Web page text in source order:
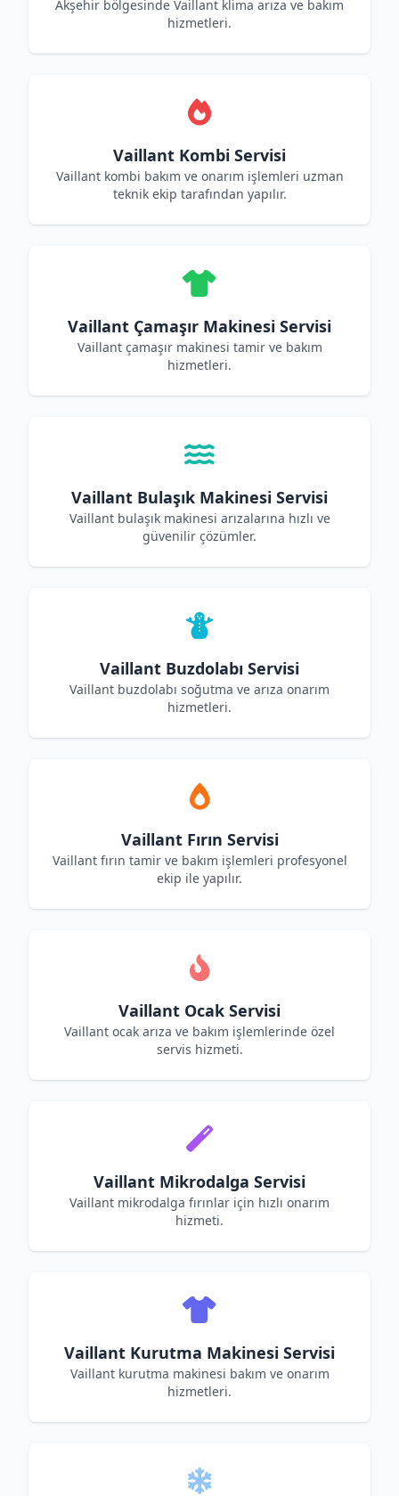
Akşehir bölgesinde Vaillant klima arıza ve bakım
hizmetleri.
Vaillant Kombi Servisi
Vaillant kombi bakım ve onarım işlemleri uzman
teknik ekip tarafından yapılır.
Vaillant Çamaşır Makinesi Servisi
Vaillant çamaşır makinesi tamir ve bakım
hizmetleri.
Vaillant Bulaşık Makinesi Servisi
Vaillant bulaşık makinesi arızalarına hızlı ve
güvenilir çözümler.
Vaillant Buzdolabı Servisi
Vaillant buzdolabı soğutma ve arıza onarım
hizmetleri.
Vaillant Fırın Servisi
Vaillant fırın tamir ve bakım işlemleri profesyonel
ekip ile yapılır.
Vaillant Ocak Servisi
Vaillant ocak arıza ve bakım işlemlerinde özel
servis hizmeti.
Vaillant Mikrodalga Servisi
Vaillant mikrodalga fırınlar için hızlı onarım
hizmeti.
Vaillant Kurutma Makinesi Servisi
Vaillant kurutma makinesi bakım ve onarım
hizmetleri.